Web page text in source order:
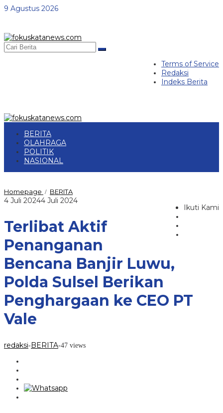
Lewati
9 Agustus 2026
Terms of Service
Redaksi
Indeks Berita
BERITA
OLAHRAGA
POLITIK
NASIONAL
Homepage / BERITATerlibat
Aktif
Banjir
Luwu,
Sulsel
Penghargaan
ke
CEO
PT
Ikuti Kami
4 Juli 20244 Juli 2024oleh
Terlibat Aktif
Penanganan
Bencana Banjir Luwu,
Polda Sulsel Berikan
Penghargaan ke CEO PT
Vale
redaksi-BERITA-47 views